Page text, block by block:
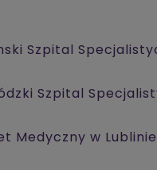
Szpital
Szpital
Medyczny w